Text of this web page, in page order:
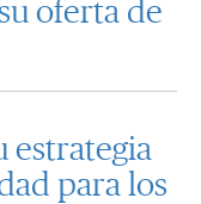
oferta de
estrategia
para los